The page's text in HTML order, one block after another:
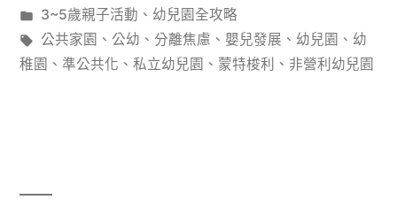
者:
分
類:
3~5歲親子活動 、 幼兒園全攻略
標
籤:
公共家園 、 公幼 、 分離焦慮 、 嬰兒發展 、 幼兒園 、 幼
稚園 、 準公共化 、 私立幼兒園 、 蒙特梭利 、 非營利幼兒園